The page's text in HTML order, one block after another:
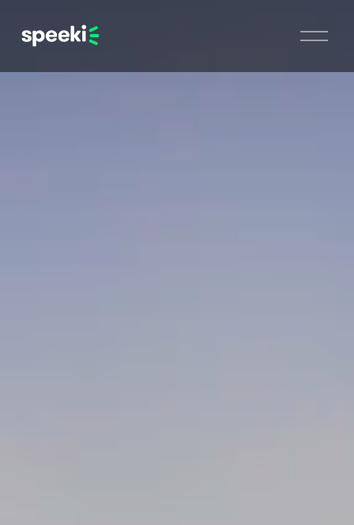
開
選